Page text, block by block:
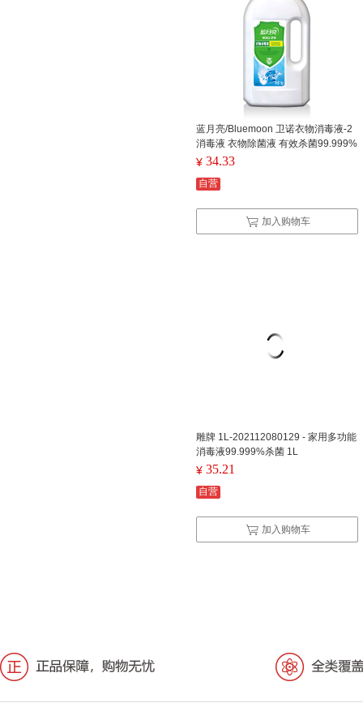
蓝月亮/Bluemoon 卫诺衣物消毒液-2
消毒液 衣物除菌液 有效杀菌99.999%
出色杀菌 内外同洗 1kg/瓶
¥ 34.33
自营
加入购物车
雕牌 1L-202112080129 - 家用多功能
消毒液99.999%杀菌 1L
¥ 35.21
自营
加入购物车